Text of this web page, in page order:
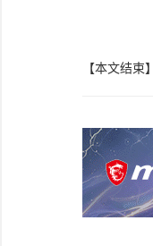
【本文结